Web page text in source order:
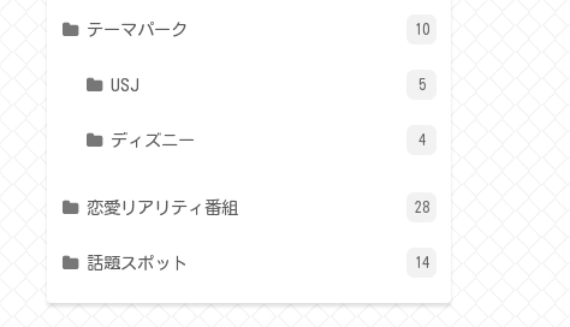
テーマパーク 10
USJ 5
ディズニー 4
恋愛リアリティ番組 28
話題スポット 14